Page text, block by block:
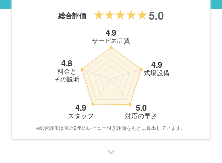
総合評価 5.0
4.9
サービス品質
4.9
式場設備
5.0
対応の早さ
4.9
スタッフ
4.8
料金と
その説明
※総合評価は直近2年のレビュー付き評価をもとに算出しています。